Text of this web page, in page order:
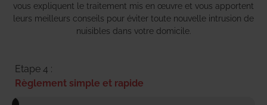
vous expliquent le traitement mis en œuvre et vous apportent
leurs meilleurs conseils pour éviter toute nouvelle intrusion de
nuisibles dans votre domicile.
Etape 4 :
Règlement simple et rapide